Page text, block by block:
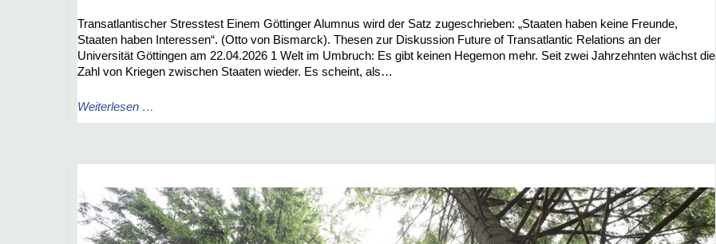
Transatlantischer Stresstest Einem Göttinger Alumnus wird der Satz zugeschrieben: „Staaten haben keine Freunde,
Staaten haben Interessen“. (Otto von Bismarck). Thesen zur Diskussion Future of Transatlantic Relations an der
Universität Göttingen am 22.04.2026 1 Welt im Umbruch: Es gibt keinen Hegemon mehr. Seit zwei Jahrzehnten wächst die
Zahl von Kriegen zwischen Staaten wieder. Es scheint, als…
Weiterlesen …